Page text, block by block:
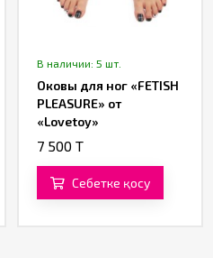
В наличии: 5 шт.
Оковы для ног «FETISH
PLEASURE» от
«Lovetoy»
7 500 T
Себетке қосу